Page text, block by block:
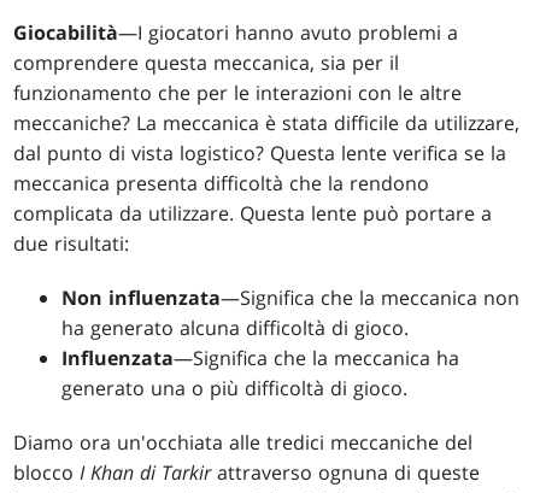
Giocabilità—I giocatori hanno avuto problemi a
comprendere questa meccanica, sia per il
funzionamento che per le interazioni con le altre
meccaniche? La meccanica è stata difficile da utilizzare,
dal punto di vista logistico? Questa lente verifica se la
meccanica presenta difficoltà che la rendono
complicata da utilizzare. Questa lente può portare a
due risultati:
Non influenzata—Significa che la meccanica non
ha generato alcuna difficoltà di gioco.
Influenzata—Significa che la meccanica ha
generato una o più difficoltà di gioco.
Diamo ora un'occhiata alle tredici meccaniche del
bloccoI Khan di Tarkirattraverso ognuna di queste